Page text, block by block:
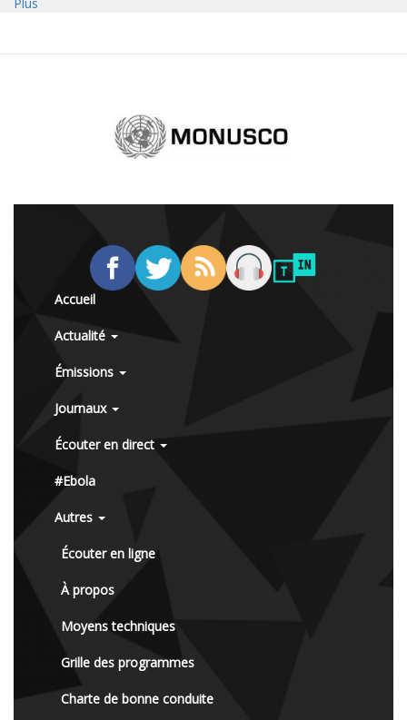
Accueil
Actualité
Émissions
Journaux
Écouter en direct
#Ebola
Autres
Écouter en ligne
À propos
Moyens techniques
Grille des programmes
Charte de bonne conduite